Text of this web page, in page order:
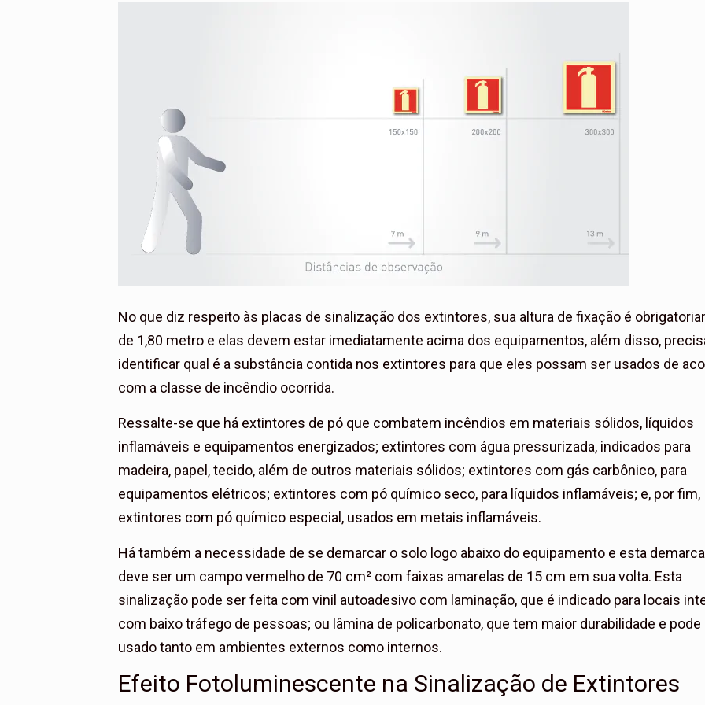
No que diz respeito às placas de sinalização dos extintores, sua altura de fixação é
de 1,80 metro e elas devem estar imediatamente acima dos equipamentos, além disso,
identificar qual é a substância contida nos extintores para que eles possam ser usados de
com a classe de incêndio ocorrida.
Ressalte-se que há extintores de pó que combatem incêndios em materiais sólidos, líquidos
inflamáveis e equipamentos energizados; extintores com água pressurizada, indicados para
madeira, papel, tecido, além de outros materiais sólidos; extintores com gás carbônico, para
equipamentos elétricos; extintores com pó químico seco, para líquidos inflamáveis; e, por fim,
extintores com pó químico especial, usados em metais inflamáveis.
Há também a necessidade de se demarcar o solo logo abaixo do equipamento e esta
deve ser um campo vermelho de 70 cm² com faixas amarelas de 15 cm em sua volta. Esta
sinalização pode ser feita com vinil autoadesivo com laminação, que é indicado para locais
com baixo tráfego de pessoas; ou lâmina de policarbonato, que tem maior durabilidade e pode
usado tanto em ambientes externos como internos.
Efeito Fotoluminescente na Sinalização de Extintores